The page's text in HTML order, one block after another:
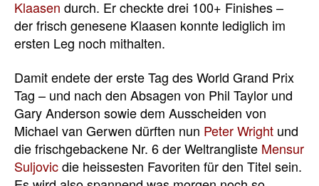
Klaasen durch. Er checkte drei 100+ Finishes –
der frisch genesene Klaasen konnte lediglich im
ersten Leg noch mithalten.
Damit endete der erste Tag des World Grand Prix
Tag – und nach den Absagen von Phil Taylor und
Gary Anderson sowie dem Ausscheiden von
Michael van Gerwen dürften nun Peter Wright und
die frischgebackene Nr. 6 der Weltrangliste Mensur
Suljovicdie heissesten Favoriten für den Titel sein.